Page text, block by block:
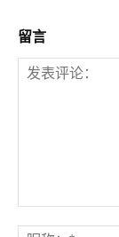
留言